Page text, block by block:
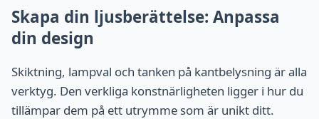
Skapa din ljusberättelse: Anpassa
din design
Skiktning, lampval och tanken på kantbelysning är alla
verktyg. Den verkliga konstnärligheten ligger i hur du
tillämpar dem på ett utrymme som är unikt ditt.